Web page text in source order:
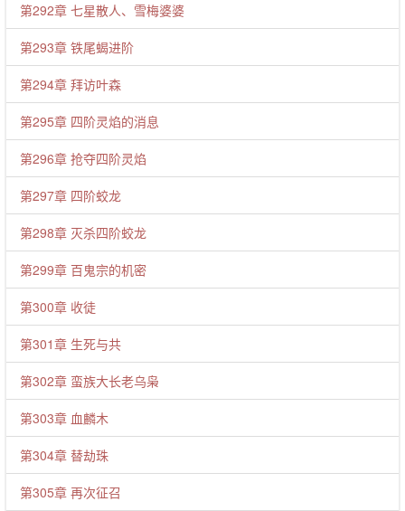
第292章 七星散人、雪梅婆婆
第293章 铁尾蝎进阶
第294章 拜访叶森
第295章 四阶灵焰的消息
第296章 抢夺四阶灵焰
第297章 四阶蛟龙
第298章 灭杀四阶蛟龙
第299章 百鬼宗的机密
第300章 收徒
第301章 生死与共
第302章 蛮族大长老乌枭
第303章 血麟木
第304章 替劫珠
第305章 再次征召